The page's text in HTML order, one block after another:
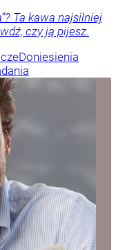
Ta kawa najsilniej
czy ją pijesz.
Doniesienia